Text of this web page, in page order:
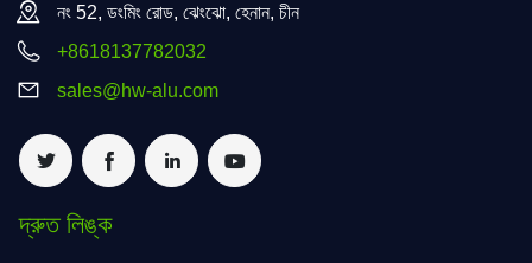
নং 52, ডংমিং রোড, ঝেংঝো, হেনান, চীন
+8618137782032
sales@hw-alu.com
দ্রুত লিঙ্ক